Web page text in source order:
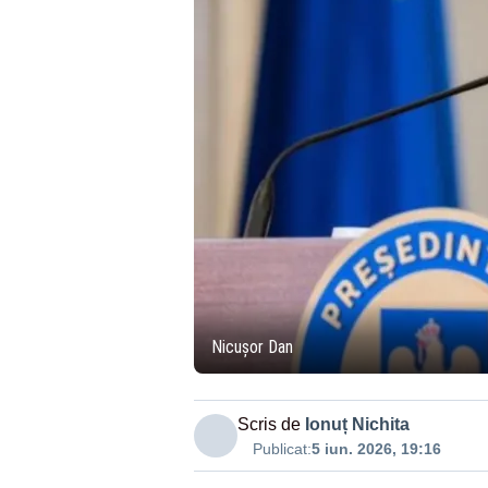
Nicușor Dan
Scris de Ionuț Nichita
Publicat:5 iun. 2026, 19:16